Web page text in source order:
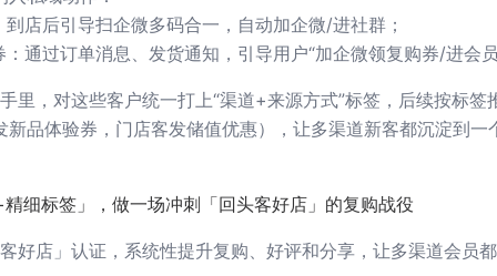
店后引导扫企微多码合一，自动加企微/进社群；
通过订单消息、发货通知，引导用户“加企微领复购券/进会
里，对这些客户统一打上“渠道+来源方式”标签，后续按标签
新品体验券，门店客发储值优惠），让多渠道新客都沉淀到一
细标签」，做一场冲刺「回头客好店」的复购战役
好店」认证，系统性提升复购、好评和分享，让多渠道会员